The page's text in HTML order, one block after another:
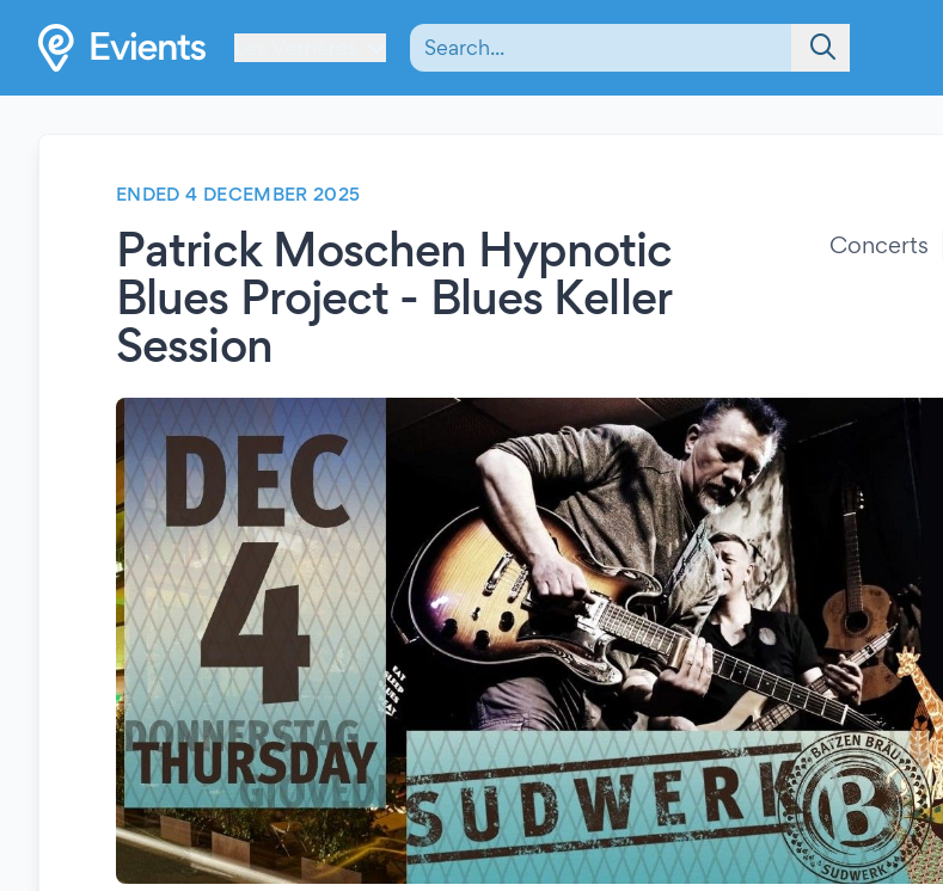
ENDED 4 DECEMBER 2025
Patrick Moschen Hypnotic
Blues Project - Blues Keller
Session
Concerts